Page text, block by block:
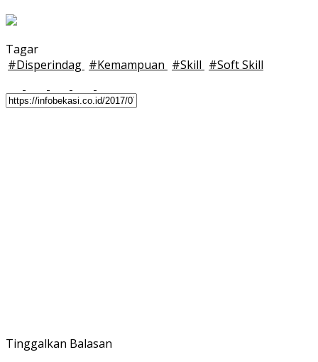
Tagar
#Disperindag #Kemampuan #Skill #Soft Skill
Tinggalkan Balasan